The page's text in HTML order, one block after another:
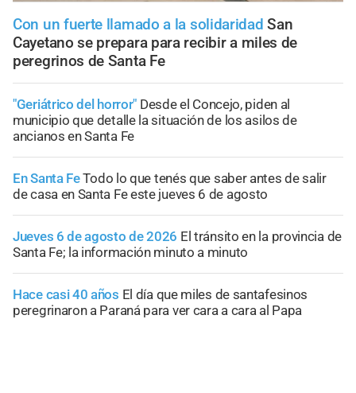
Con un fuerte llamado a la solidaridad San
Cayetano se prepara para recibir a miles de
peregrinos de Santa Fe
"Geriátrico del horror" Desde el Concejo, piden al
municipio que detalle la situación de los asilos de
ancianos en Santa Fe
En Santa FeTodo lo que tenés que saber antes de salir
de casa en Santa Fe este jueves 6 de agosto
Jueves 6 de agosto de 2026 El tránsito en la provincia de
Santa Fe; la información minuto a minuto
Hace casi 40 años El día que miles de santafesinos
peregrinaron a Paraná para ver cara a cara al Papa